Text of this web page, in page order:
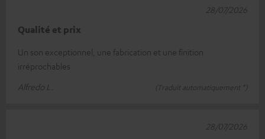
Qualité et prix
Un son exceptionnel, une fabrication et une finition
irréprochables
Alfredo L.
(Traduit automatiquement *)
28/07/2026
28/07/2026